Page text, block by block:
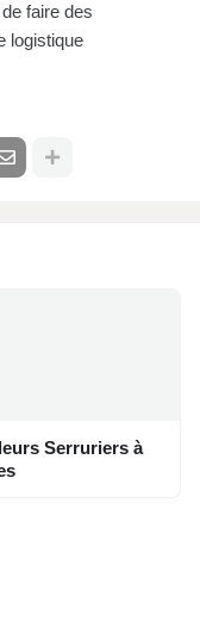
faire des
logistique
Serruriers à